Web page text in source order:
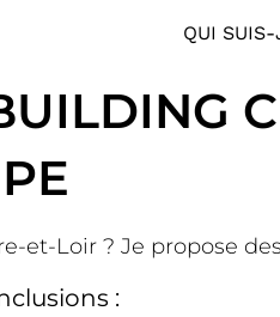
QUI SUIS-
et-Loir ? Je propose
: